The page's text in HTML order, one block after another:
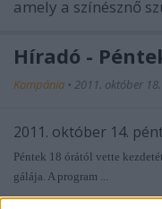
amely a színésznő
Híradó -
Kompánia • 2011. október 18.
2011. október 14.
Péntek 18 órától vette
gálája. A program ...